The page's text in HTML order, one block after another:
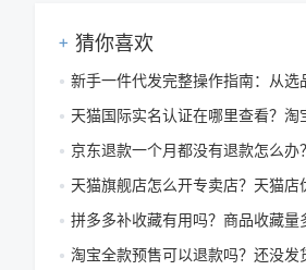
猜你喜欢
新手一件代发完整操作指南：从
天猫国际实名认证在哪里查看？淘
京东退款一个月都没有退款怎么办
天猫旗舰店怎么开专卖店？天猫店
拼多多补收藏有用吗？商品收藏量
淘宝全款预售可以退款吗？还没发